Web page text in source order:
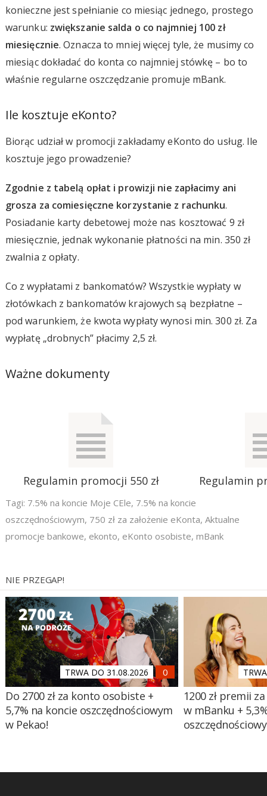
konieczne jest spełnianie co miesiąc jednego, prostego
warunku: zwiększanie salda o co najmniej 100 zł
miesięcznie. Oznacza to mniej więcej tyle, że musimy co
miesiąc dokładać do konta co najmniej stówkę – bo to
właśnie regularne oszczędzanie promuje mBank.
Ile kosztuje eKonto?
Biorąc udział w promocji zakładamy eKonto do usług. Ile
kosztuje jego prowadzenie?
Zgodnie z tabelą opłat i prowizji nie zapłacimy ani
grosza za comiesięczne korzystanie z rachunku.
Posiadanie karty debetowej może nas kosztować 9 zł
miesięcznie, jednak wykonanie płatności na min. 350 zł
zwalnia z opłaty.
Co z wypłatami z bankomatów? Wszystkie wypłaty w
złotówkach z bankomatów krajowych są bezpłatne –
pod warunkiem, że kwota wypłaty wynosi min. 300 zł. Za
wypłatę „drobnych” płacimy 2,5 zł.
Ważne dokumenty
Regulamin promocji 550 zł Regulamin
Tagi: 7.5% na koncie Moje CEle, 7.5% na koncie
oszczędnościowym, 750 zł za założenie eKonta, Aktualne
promocje bankowe, ekonto, eKonto osobiste, mBank
NIE PRZEGAP!
TRWA DO 31.08.2026
Do 2700 zł za konto osobiste +
5,7% na koncie oszczędnościowym
w Pekao!
1200 zł premii
w mBanku +